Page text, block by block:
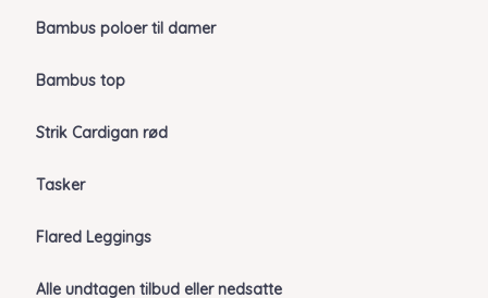
Bambus poloer til damer
Bambus top
Strik Cardigan rød
Tasker
Flared Leggings
Alle undtagen tilbud eller nedsatte